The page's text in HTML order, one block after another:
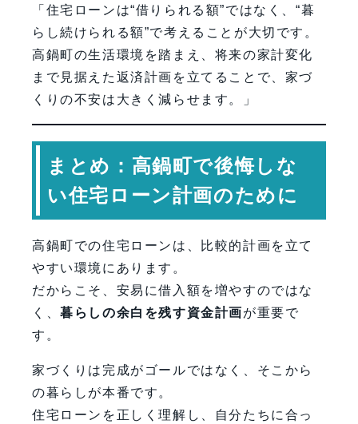
「住宅ローンは“借りられる額”ではなく、“暮
らし続けられる額”で考えることが大切です。
高鍋町の生活環境を踏まえ、将来の家計変化
まで見据えた返済計画を立てることで、家づ
くりの不安は大きく減らせます。」
まとめ：高鍋町で後悔しな
い住宅ローン計画のために
高鍋町での住宅ローンは、比較的計画を立て
やすい環境にあります。
だからこそ、安易に借入額を増やすのではな
く、暮らしの余白を残す資金計画が重要で
す。
家づくりは完成がゴールではなく、そこから
の暮らしが本番です。
住宅ローンを正しく理解し、自分たちに合っ